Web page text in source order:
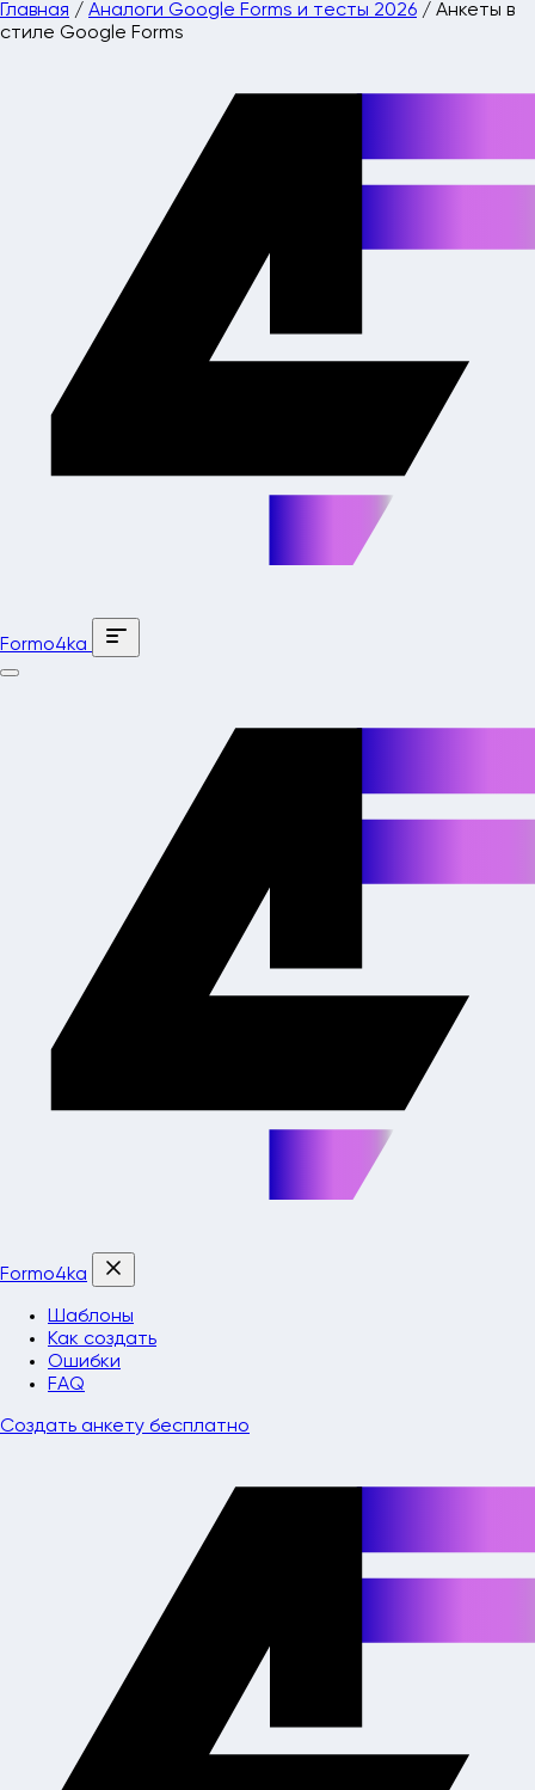
Главная / Аналоги Google Forms и тесты 2026 / Анкеты в
стиле Google Forms
Formo4ka
Formo4ka
Шаблоны
Как создать
Ошибки
FAQ
Создать анкету бесплатно